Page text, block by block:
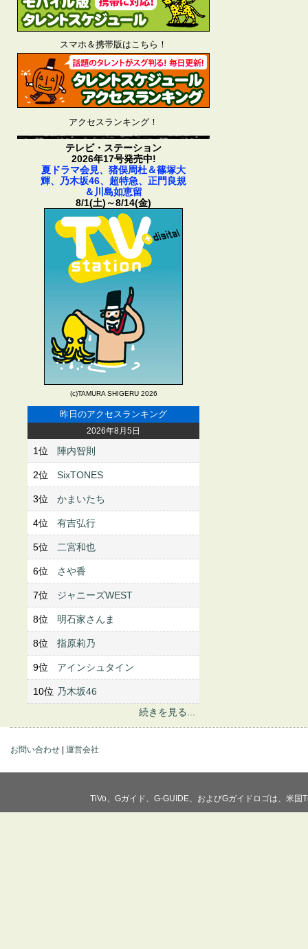
スマホ＆携帯版はこちら！
アクセスランキング！
テレビ・ステーション
2026年17号発売中!
夏ドラマ会見、猪俣周杜＆篠塚大
輝、乃木坂46、超特急、正門良規
＆川島如恵留
8/1(土)～8/14(金)
(c)TAMURA SHIGERU 2026
昨日のアクセスランキング
2026年8月5日
1位 陣内智則
2位 SixTONES
3位 かまいたち
4位 有吉弘行
5位 二宮和也
6位 さや香
7位 ジャニーズWEST
8位 明石家さんま
8位 指原莉乃
9位 アインシュタイン
10位 乃木坂46
続きを見る...
お問い合わせ 運営会社
TiVo、Gガイド、G-GUIDE、およびGガイドロゴは、米